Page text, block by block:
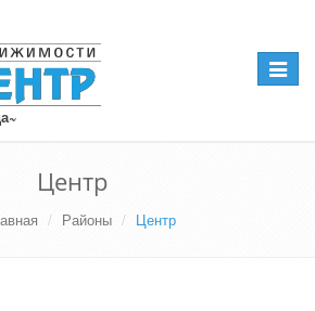
Центр
Районы Центр